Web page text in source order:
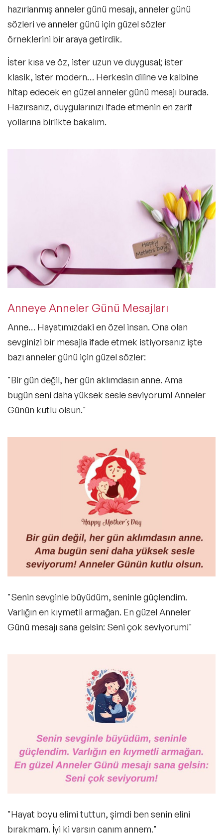
hazırlanmış anneler günü mesajı, anneler günü
sözleri veanneler günü için güzel sözler
örneklerini bir araya getirdik.
İster kısa ve öz, ister uzun ve duygusal; ister
klasik, ister modern… Herkesin diline ve kalbine
hitap edecek en güzel anneler günü mesajı burada.
Hazırsanız, duygularınızı ifade etmenin en zarif
yollarına birlikte bakalım.
Anneye Anneler Günü Mesajları
Anne… Hayatımızdaki en özel insan. Ona olan
sevginizi bir mesajla ifade etmek istiyorsanız işte
bazı anneler günü için güzel sözler:
"Bir gün değil, her gün aklımdasın anne. Ama
bugün seni daha yüksek sesle seviyorum! Anneler
Günün kutlu olsun."
"Senin sevginle büyüdüm, seninle güçlendim.
Varlığın en kıymetli armağan. En güzel Anneler
Günü mesajı sana gelsin: Seni çok seviyorum!"
"Hayat boyu elimi tuttun, şimdi ben senin elini
bırakmam. İyi ki varsın canım annem."